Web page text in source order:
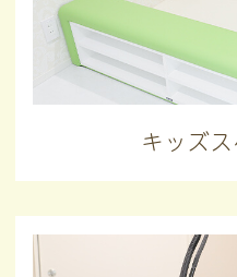
キッズ